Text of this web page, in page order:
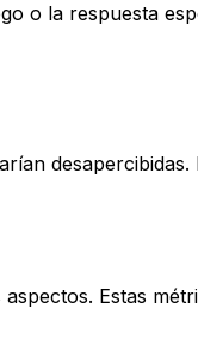
o la respuesta
Estas